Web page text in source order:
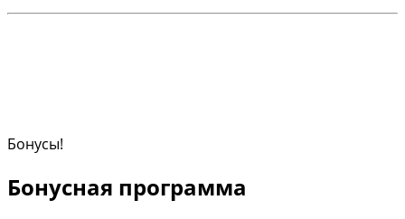
Бонусы!
Бонусная программа